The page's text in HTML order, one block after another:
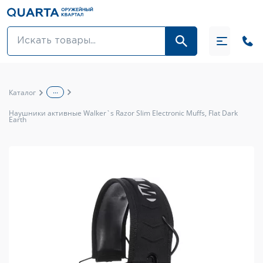
Оптовикам
Средства для ухода за оружием
Тюнинг оружия и ЗИП
Каталог ...
Наушники активные Walker`s Razor Slim Electronic Muffs, Flat Dark
Earth